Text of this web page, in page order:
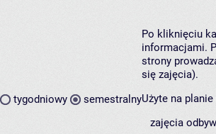
tygodniowy semestralny
Po kliknięciu
informacjami.
strony
się zajęcia).
Użyte na
zajęcia